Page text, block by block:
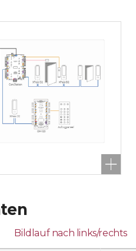
Bildlauf nach links/rechts